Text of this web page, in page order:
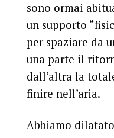
sono ormai
un supporto
per spaziare da
una parte il
dall’altra la
finire nell’aria.
Abbiamo